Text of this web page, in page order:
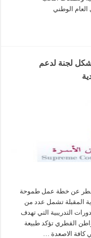
العام الوطني
لجنة لدعم
قطر عن خطة عمل طموحة
المقبلة تشمل عدد من
التدريبية التي تهدف
القطري تؤكد طبيعة
كافة الاصعدة …